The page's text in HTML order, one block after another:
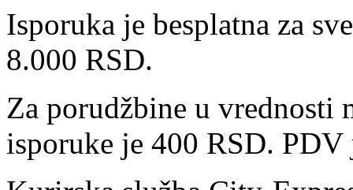
Isporuka je besplatna za
8.000 RSD.
Za porudžbine u vrednosti
isporuke je 400 RSD. PDV